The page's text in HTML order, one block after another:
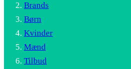
Brands
Børn
Kvinder
Mænd
Tilbud